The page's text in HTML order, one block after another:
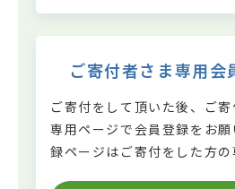
ご寄付者さま専用会
ご寄付をして頂いた後、ご
専用ページで会員登録をお願
録ページはご寄付をした方の